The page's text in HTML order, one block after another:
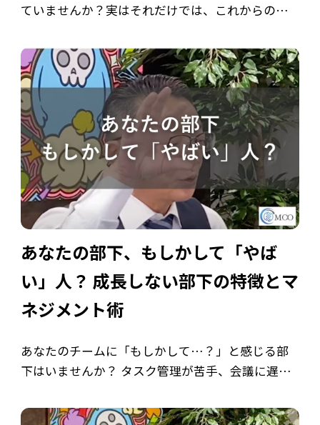
ていませんか？実はそれだけでは、これからの時
と、部下から信頼を失うマネージャーの分かれ道は
「スタンス」にあります。 本記事では、動画 […]
あなたの部下、もしかして「やば
い」人？ 成長しない部下の特徴とマ
ネジメント術
あなたのチームに「もしかして…？」と感じる部
下はいませんか？ タスク管理が苦手、会議に遅刻
れる…これらは、チームの生産性を下げ、マネジ